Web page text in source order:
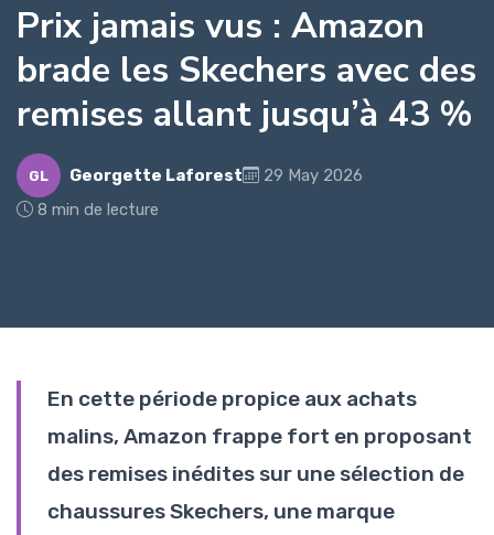
Prix jamais vus : Amazon
brade les Skechers avec des
remises allant jusqu’à 43 %
GL Georgette Laforest
29 May 2026
8 min de lecture
En cette période propice aux achats
malins, Amazon frappe fort en proposant
des remises inédites sur une sélection de
chaussures Skechers, une marque